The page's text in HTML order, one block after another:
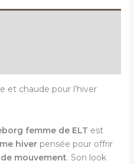
et chaude pour l’hiver
femme de ELT est
hiverpensée pour offrir
mouvement. Son look